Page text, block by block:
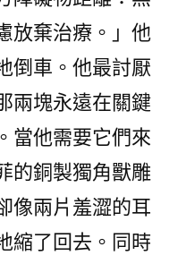
放棄治療。」他
倒車。他最討厭
兩塊永遠在關鍵
當他需要它們來
的銅製獨角獸雕
像兩片羞澀的耳
縮了回去。同時